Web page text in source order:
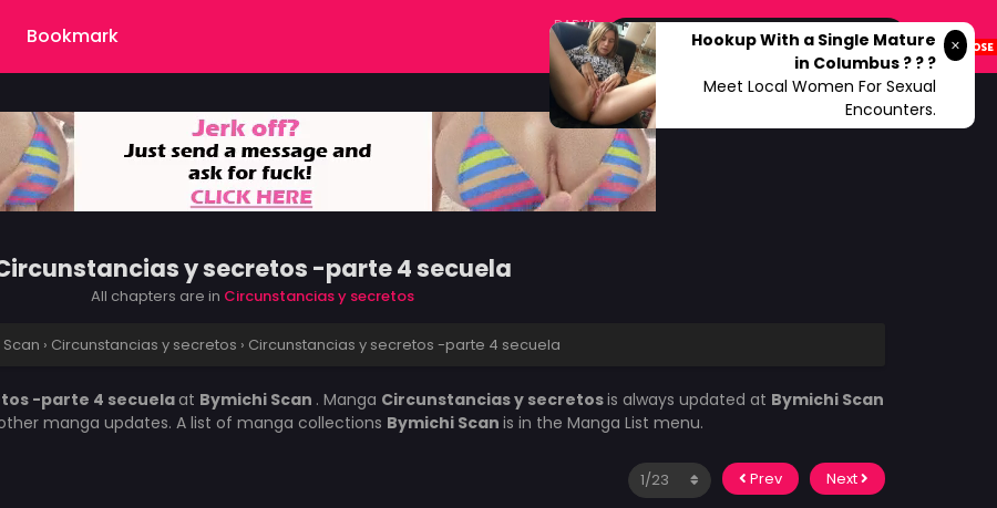
Bookmark DARK?
y secretos -parte 4 secuela
All chapters are in Circunstancias y secretos
› Circunstancias y secretos › Circunstancias y secretos -parte 4 secuela
-parte 4 secuelaat Bymichi Scan . Manga Circunstancias y secretosis always updated at Bymichi Scan
manga updates. A list of manga collections Bymichi Scan is in the Manga List menu.
Prev Next
Hookup With a Single Mature
in Columbus ? ? ?
Meet Local Women For Sexual
Encounters.